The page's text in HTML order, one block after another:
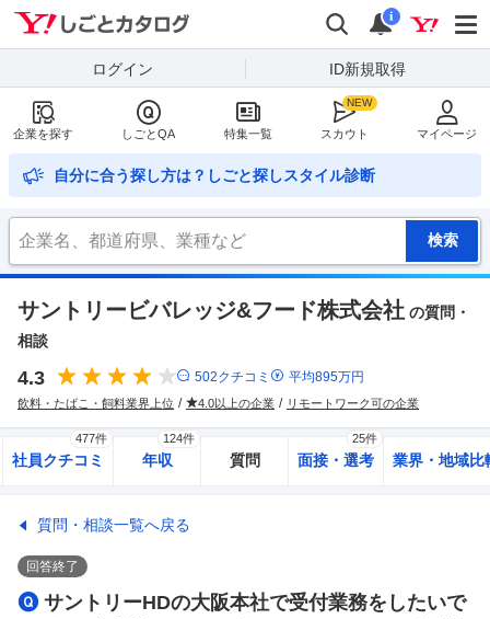
検索
通知
i
ログイン ID新規取得
企業を探す しごとQA 特集一覧 スカウト マイページ
自分に合う探し方は？しごと探しスタイル診断
サントリービバレッジ&フード株式会社 の質問・
相談
4.3 502クチコミ 平均895万円
飲料・たばこ・飼料業界上位 4.0以上の企業 リモートワーク可の企業
社員クチコミ
477件
年収
124件
質問 面接・選考
25件
業界・地域比
質問・相談一覧へ戻る
回答終了
サントリーHDの大阪本社で受付業務をしたいで